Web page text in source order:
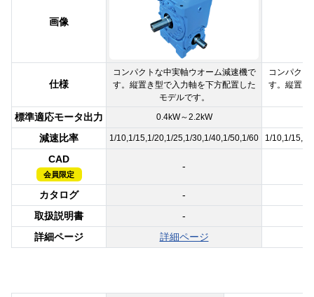
画像
仕様
コンパクトな中実軸ウオーム減速機で
す。縦置き型で入力軸を下方配置した
モデルです。
コンパクト
す。縦置き
標準適応モータ出力 0.4kW～2.2kW
減速比率 1/10,1/15,1/20,1/25,1/30,1/40,1/50,1/60 1/10,1/15,1/
CAD
会員限定
-
カタログ
-
取扱説明書
-
詳細ページ
詳細ページ